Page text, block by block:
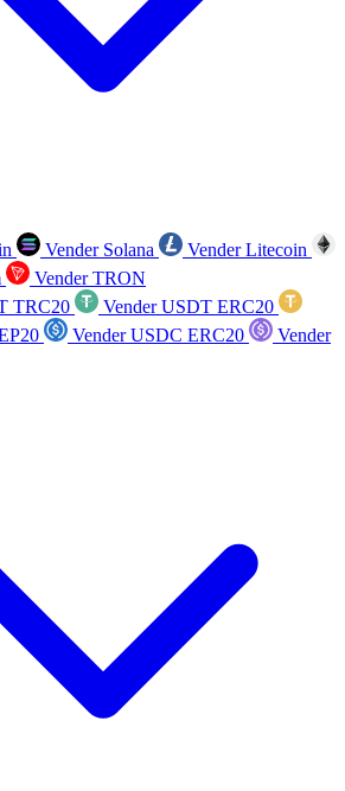
Vender Solana
Vender Litecoin
Vender TRON
TRC20
Vender USDT ERC20
Vender USDC ERC20
Vender